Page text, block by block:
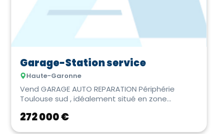
Garage-Station service
Haute-Garonne
Vend GARAGE AUTO REPARATION Périphérie
Toulouse sud , idéalement situé en zone
272 000 €